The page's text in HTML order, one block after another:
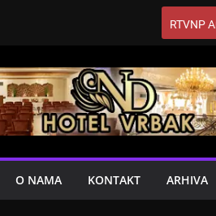
RTVNP
O NAMA KONTAKT ARHIVA